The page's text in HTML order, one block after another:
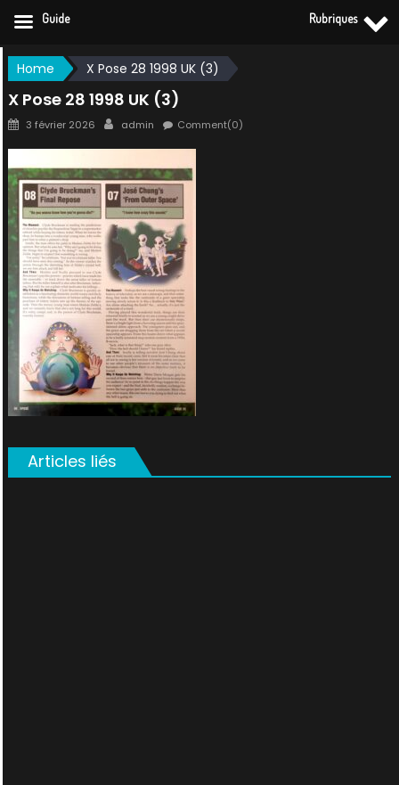
Skip
to
content
Home X Pose 28 1998 UK (3)
X Pose 28 1998 UK (3)
Posted
3 février 2026 Author
admin Comment(0)
Articles liés
Guide Rubriques